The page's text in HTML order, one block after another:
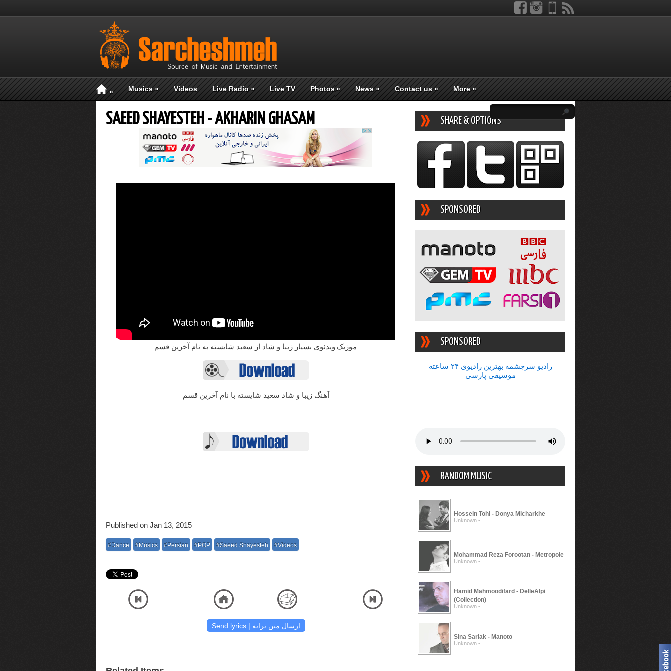
» Musics» Videos Live Radio» Live TV Photos» News» Contact us» More»
SAEED SHAYESTEH - AKHARIN GHASAM
موزیک ویدئوی بسیار زیبا و شاد از سعید شایسته به نام آخرین قسم
آهنگ زیبا و شاد سعید شایسته با نام آخرین قسم
Published on Jan 13, 2015
#Dance #Musics #Persian #POP #Saeed Shayesteh #Videos
SHARE & OPTIONS
SPONSORED
SPONSORED
رادیو سرچشمه بهترین رادیوی ۲۴ ساعته
موسیقی پارسی
RANDOM MUSIC
Hossein Tohi - Donya Micharkhe
Unknown -
Mohammad Reza Forootan - Metropole
Unknown -
Hamid Mahmoodifard - DelleAlpi
(Collection)
Unknown -
Sina Sarlak - Manoto
Unknown -